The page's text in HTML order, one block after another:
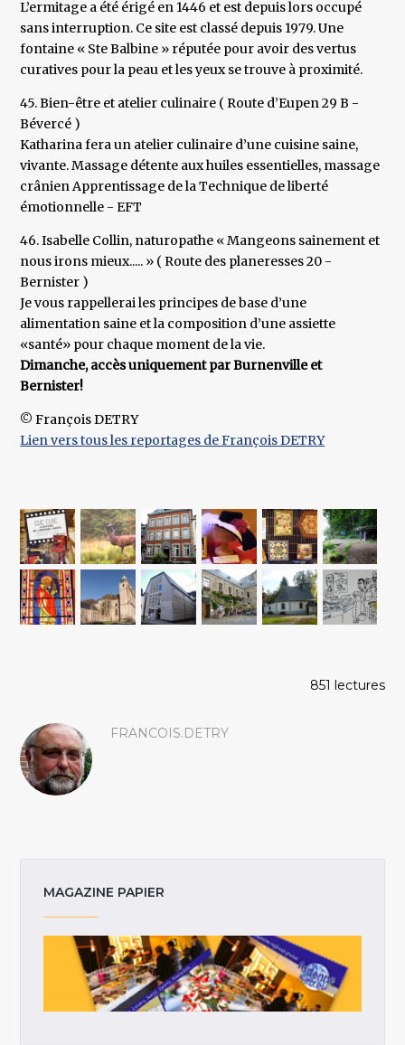
L’ermitage a été érigé en 1446 et est depuis lors occupé
sans interruption. Ce site est classé depuis 1979. Une
fontaine « Ste Balbine » réputée pour avoir des vertus
curatives pour la peau et les yeux se trouve à proximité.
45. Bien-être et atelier culinaire ( Route d’Eupen 29 B -
Bévercé )
Katharina fera un atelier culinaire d’une cuisine saine,
vivante. Massage détente aux huiles essentielles, massage
crânien Apprentissage de la Technique de liberté
émotionnelle - EFT
46. Isabelle Collin, naturopathe « Mangeons sainement et
nous irons mieux..... » ( Route des planeresses 20 -
Bernister )
Je vous rappellerai les principes de base d’une
alimentation saine et la composition d’une assiette
«santé» pour chaque moment de la vie.
Dimanche, accès uniquement par Burnenville et
Bernister!
© François DETRY
Lien vers tous les reportages de François DETRY
851 lectures
FRANCOIS.DETRY
MAGAZINE PAPIER